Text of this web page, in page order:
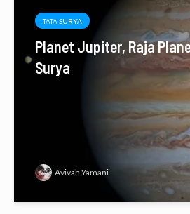
TATA SURYA
Planet Jupiter, Raja
Surya
Avivah Yamani